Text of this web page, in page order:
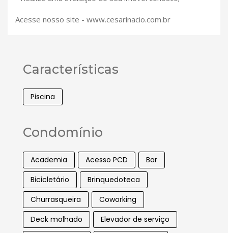
Acesse nosso site - www.cesarinacio.com.br
Características
Piscina
Condomínio
Academia Acesso PCD
Bar
Bicicletário
Brinquedoteca
Churrasqueira
Coworking
Deck molhado
Elevador de serviço